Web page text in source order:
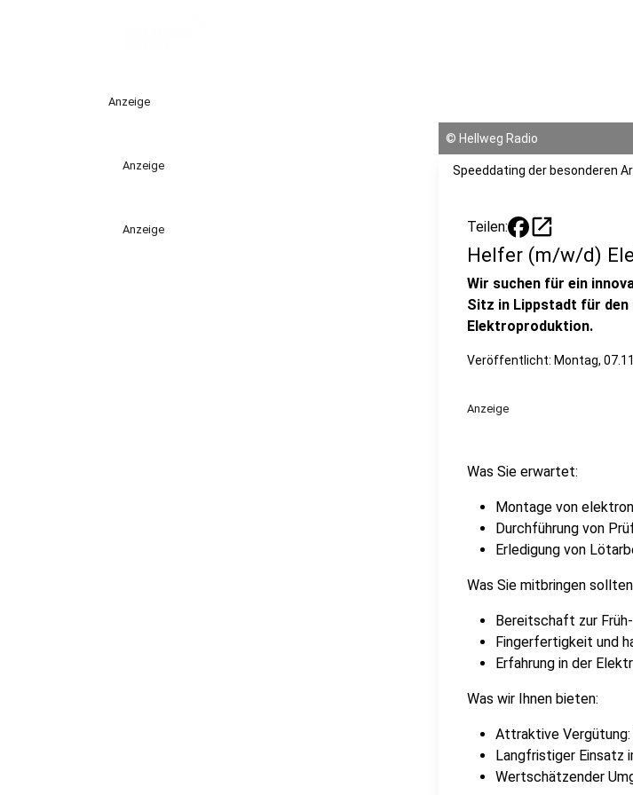
Anzeige
Anzeige
Anzeige
© Hellweg Radio
Speeddating der besonderen
Teilen: open_in_new
Helfer (m/w/d)
Wir suchen für ein
Sitz in Lippstadt für
Elektroproduktion.
Veröffentlicht: Montag,
Anzeige
Was Sie erwartet:
Montage von
Durchführung von
Erledigung von
Was Sie mitbringen
Bereitschaft zur
Fingerfertigkeit und
Erfahrung in der
Was wir Ihnen bieten:
Attraktive Vergütung:
Langfristiger Einsatz
Wertschätzender